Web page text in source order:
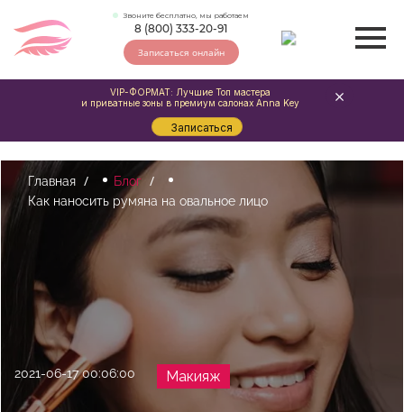
Звоните бесплатно, мы работаем
8 (800) 333-20-91
Записаться онлайн
Главная
Блог
Как наносить румяна на овальное лицо
2021-06-17 00:06:00 Макияж
VIP-ФОРМАТ: Лучшие Топ мастера
и приватные зоны в премиум салонах Anna Key
Записаться